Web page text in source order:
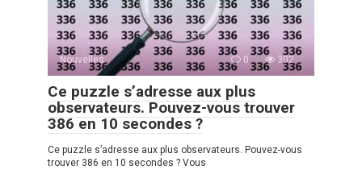
Nouvelles 0 302
Ce puzzle s’adresse aux plus
observateurs. Pouvez-vous trouver
386 en 10 secondes ?
Ce puzzle s’adresse aux plus observateurs. Pouvez-vous
trouver 386 en 10 secondes ? Vous